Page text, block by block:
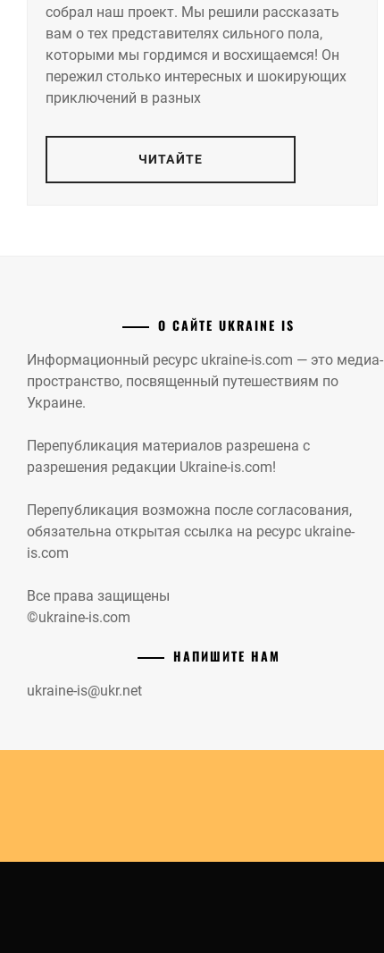
собрал наш проект. Мы решили рассказать
вам о тех представителях сильного пола,
которыми мы гордимся и восхищаемся! Он
пережил столько интересных и шокирующих
приключений в разных
ЧИТАЙТЕ
О САЙТЕ UKRAINE IS
Информационный ресурс ukraine-is.com — это медиа-
пространство, посвященный путешествиям по
Украине.
Перепубликация материалов разрешена с
разрешения редакции Ukraine-is.com!
Перепубликация возможна после согласования,
обязательна открытая ссылка на ресурс ukraine-
is.com
Все права защищены
©ukraine-is.com
НАПИШИТЕ НАМ
ukraine-is@ukr.net